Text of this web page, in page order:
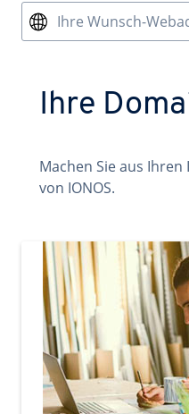
Ihre Wunsch-
Ihre
Machen Sie aus
von IONOS.